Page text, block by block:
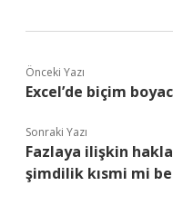
Önceki Yazı
Excel’de biçim
Sonraki Yazı
Fazlaya ilişkin
şimdilik kısmi mi